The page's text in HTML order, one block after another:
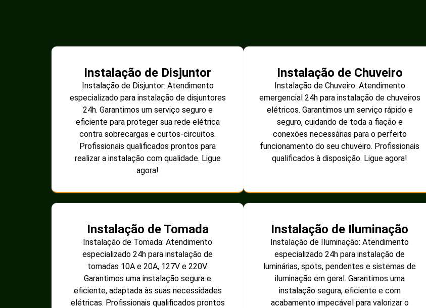
Instalação de Disjuntor
Instalação de Disjuntor: Atendimento
especializado para instalação de disjuntores
24h. Garantimos um serviço seguro e
eficiente para proteger sua rede elétrica
contra sobrecargas e curtos-circuitos.
Profissionais qualificados prontos para
realizar a instalação com qualidade. Ligue
agora!
Instalação de Chuveiro
Instalação de Chuveiro: Atendimento
emergencial 24h para instalação de chuveiros
elétricos. Garantimos um serviço rápido e
seguro, cuidando de toda a fiação e
conexões necessárias para o perfeito
funcionamento do seu chuveiro. Profissionais
qualificados à disposição. Ligue agora!
Instalação de Tomada
Instalação de Tomada: Atendimento
especializado 24h para instalação de
tomadas 10A e 20A, 127V e 220V.
Garantimos uma instalação segura e
eficiente, adaptada às suas necessidades
elétricas. Profissionais qualificados prontos
Instalação de Iluminação
Instalação de Iluminação: Atendimento
especializado 24h para instalação de
luminárias, spots, pendentes e sistemas de
iluminação em geral. Garantimos uma
instalação segura, eficiente e com
acabamento impecável para valorizar o